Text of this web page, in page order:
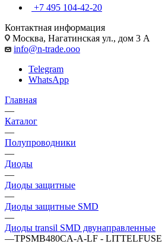
+7 495 104-42-20
Контактная информация
Москва, Нагатинская ул., дом 3 А
info@n-trade.ooo
Telegram
WhatsApp
Главная
—
Каталог
—
Полупроводники
—
Диоды
—
Диоды защитные
—
Диоды защитные SMD
—
Диоды transil SMD двунаправленные
—TPSMB480CA-A-LF - LITTELFUSE